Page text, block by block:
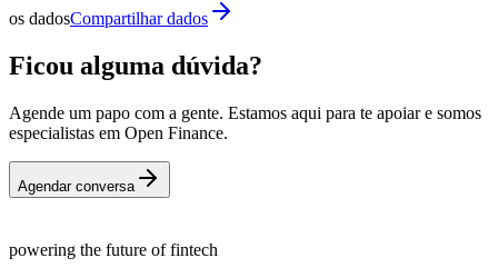
os dadosCompartilhar dados
Ficou alguma dúvida?
Agende um papo com a gente. Estamos aqui para te apoiar e somos
especialistas em Open Finance.
Agendar conversa
powering the future of fintech